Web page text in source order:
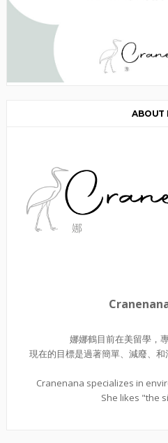
ABOUT
娜娜鶴目前在美留學，
現在的目標是過著簡單、減廢、和
Cranenana specializes in
She likes "the